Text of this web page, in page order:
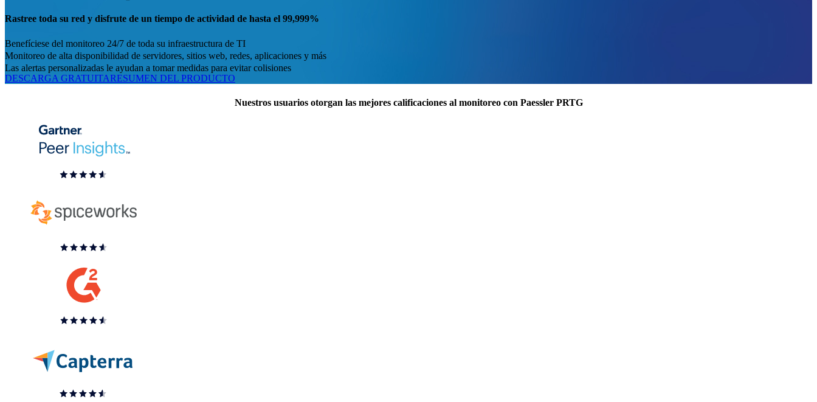
Rastree toda su red y disfrute de un tiempo de actividad de hasta el 99,999%
Benefíciese del monitoreo 24/7 de toda su infraestructura de TI
Monitoreo de alta disponibilidad de servidores, sitios web, redes, aplicaciones y más
Las alertas personalizadas le ayudan a tomar medidas para evitar colisiones
DESCARGA GRATUITARESUMEN DEL PRODUCTO
Nuestros usuarios otorgan las mejores calificaciones al monitoreo con Paessler PRTG